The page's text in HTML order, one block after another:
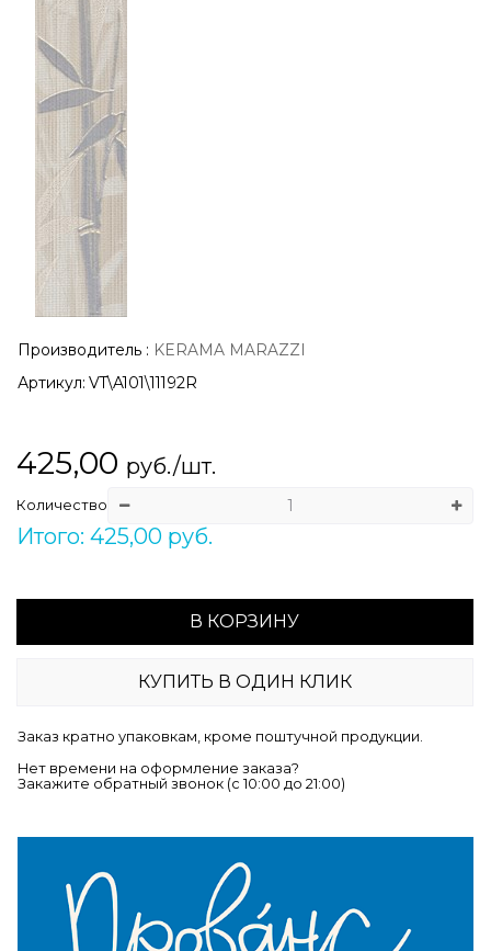
Производитель : KERAMA MARAZZI
Артикул: VT\A101\11192R
425,00 руб./шт.
Количество
Итого: 425,00 руб.
В КОРЗИНУ
КУПИТЬ В ОДИН КЛИК
Заказ кратно упаковкам, кроме поштучной продукции.
Нет времени на оформление заказа?
Закажите обратный звонок (c 10:00 до 21:00)